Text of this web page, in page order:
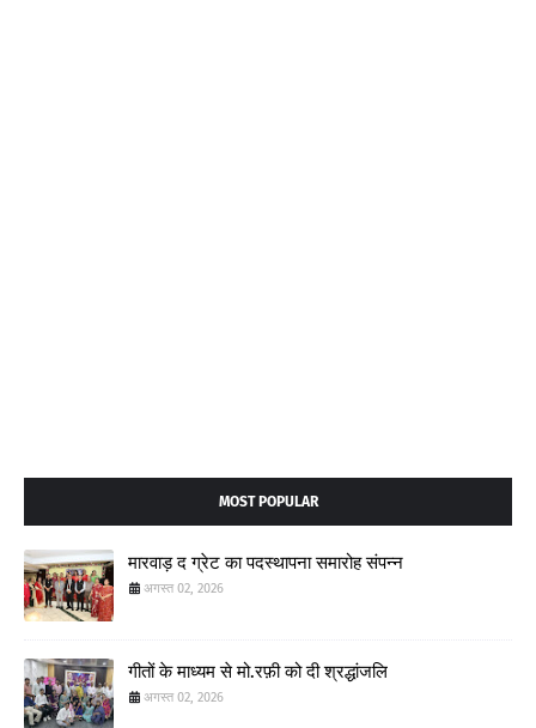
MOST POPULAR
मारवाड़ द ग्रेट का पदस्थापना समारोह संपन्न
अगस्त 02, 2026
गीतों के माध्यम से मो.रफ़ी को दी श्रद्धांजलि
अगस्त 02, 2026